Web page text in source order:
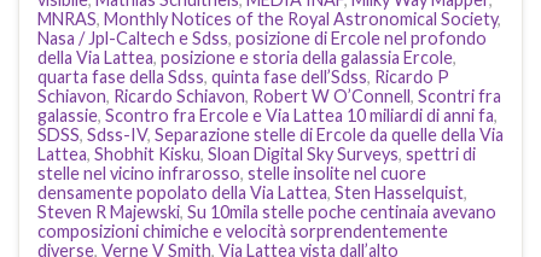
MNRAS, Monthly Notices of the Royal Astronomical Society,
Nasa / Jpl-Caltech e Sdss, posizione di Ercole nel profondo
della Via Lattea, posizione e storia della galassia Ercole,
quarta fase della Sdss, quinta fase dell’Sdss, Ricardo P
Schiavon, Ricardo Schiavon, Robert W O’Connell, Scontri fra
galassie, Scontro fra Ercole e Via Lattea 10 miliardi di anni fa,
SDSS, Sdss-IV, Separazione stelle di Ercole da quelle della Via
Lattea, Shobhit Kisku, Sloan Digital Sky Surveys, spettri di
stelle nel vicino infrarosso, stelle insolite nel cuore
densamente popolato della Via Lattea, Sten Hasselquist,
Steven R Majewski, Su 10mila stelle poche centinaia avevano
composizioni chimiche e velocità sorprendentemente
diverse, Verne V Smith, Via Lattea vista dall’alto